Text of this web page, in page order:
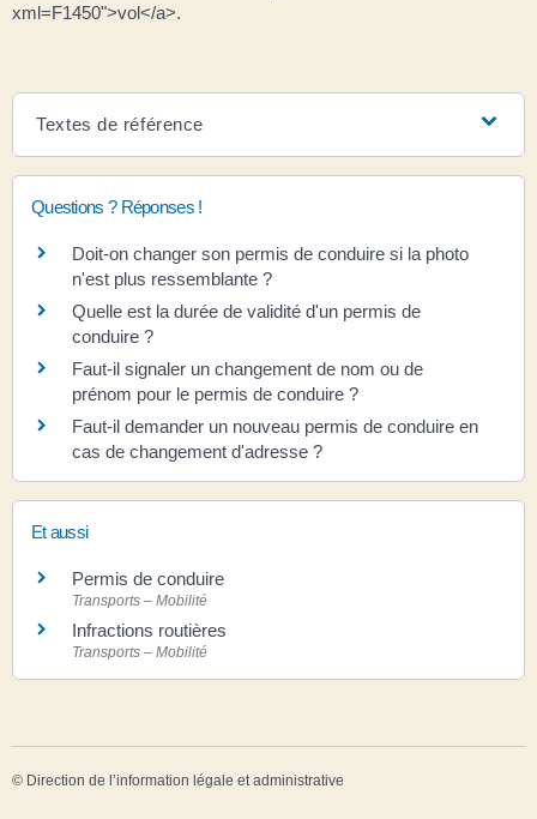
xml=F1450">vol</a>.
Textes de référence
Questions ? Réponses !
Doit-on changer son permis de conduire si la photo
n'est plus ressemblante ?
Quelle est la durée de validité d'un permis de
conduire ?
Faut-il signaler un changement de nom ou de
prénom pour le permis de conduire ?
Faut-il demander un nouveau permis de conduire en
cas de changement d'adresse ?
Et aussi
Permis de conduire
Transports – Mobilité
Infractions routières
Transports – Mobilité
© Direction de l’information légale et administrative